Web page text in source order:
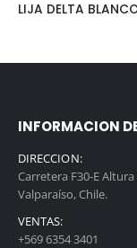
INFORMACION
DIRECCION:
Carretera F30-E
Valparaíso, Chile.
VENTAS:
+569 6354 3401